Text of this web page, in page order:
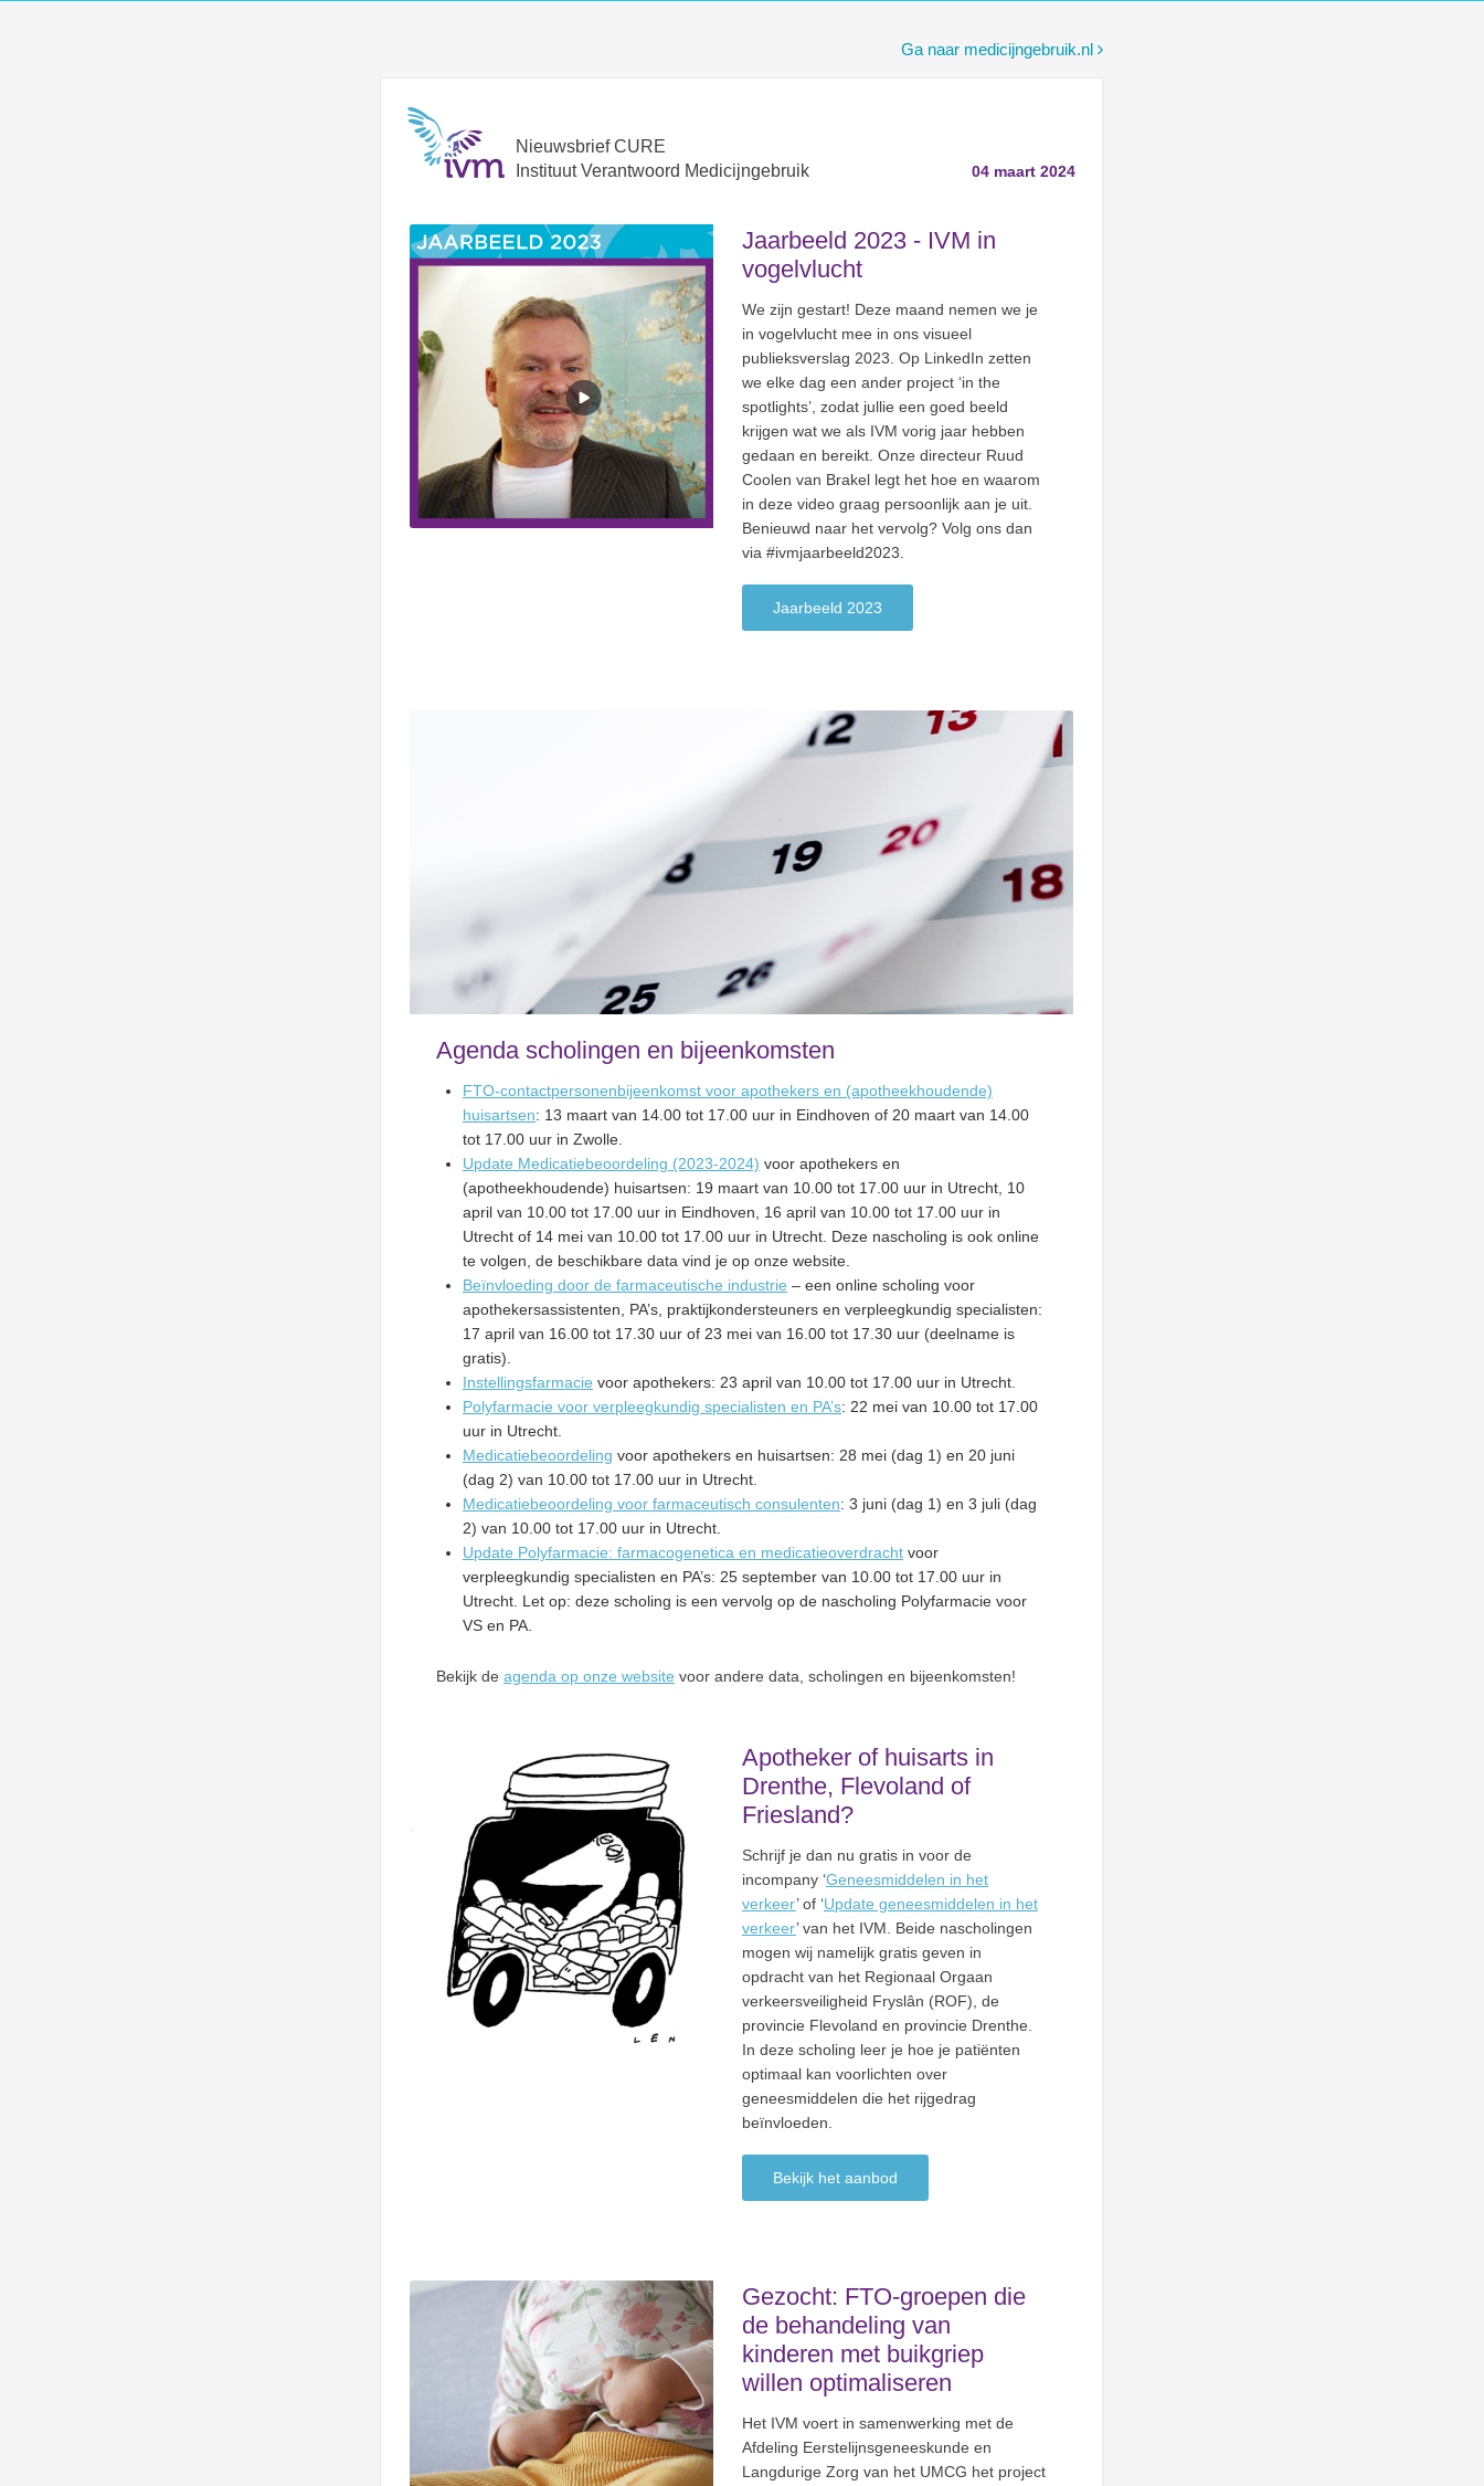
Ga naar medicijngebruik.nl
Nieuwsbrief CURE
Instituut Verantwoord Medicijngebruik
04 maart 2024
Jaarbeeld 2023 - IVM in
vogelvlucht
We zijn gestart! Deze maand nemen we je
in vogelvlucht mee in ons visueel
publieksverslag 2023. Op LinkedIn zetten
we elke dag een ander project ‘in the
spotlights’, zodat jullie een goed beeld
krijgen wat we als IVM vorig jaar hebben
gedaan en bereikt. Onze directeur Ruud
Coolen van Brakel legt het hoe en waarom
in deze video graag persoonlijk aan je uit.
Benieuwd naar het vervolg? Volg ons dan
via #ivmjaarbeeld2023.
Jaarbeeld 2023
Agenda scholingen en bijeenkomsten
FTO-contactpersonenbijeenkomst voor apothekers en (apotheekhoudende)
huisartsen: 13 maart van 14.00 tot 17.00 uur in Eindhoven of 20 maart van 14.00
tot 17.00 uur in Zwolle.
Update Medicatiebeoordeling (2023-2024) voor apothekers en
(apotheekhoudende) huisartsen: 19 maart van 10.00 tot 17.00 uur in Utrecht, 10
april van 10.00 tot 17.00 uur in Eindhoven, 16 april van 10.00 tot 17.00 uur in
Utrecht of 14 mei van 10.00 tot 17.00 uur in Utrecht. Deze nascholing is ook online
te volgen, de beschikbare data vind je op onze website.
Beïnvloeding door de farmaceutische industrie – een online scholing voor
apothekersassistenten, PA’s, praktijkondersteuners en verpleegkundig specialisten:
17 april van 16.00 tot 17.30 uur of 23 mei van 16.00 tot 17.30 uur (deelname is
gratis).
Instellingsfarmacie voor apothekers: 23 april van 10.00 tot 17.00 uur in Utrecht.
Polyfarmacie voor verpleegkundig specialisten en PA’s: 22 mei van 10.00 tot 17.00
uur in Utrecht.
Medicatiebeoordeling voor apothekers en huisartsen: 28 mei (dag 1) en 20 juni
(dag 2) van 10.00 tot 17.00 uur in Utrecht.
Medicatiebeoordeling voor farmaceutisch consulenten: 3 juni (dag 1) en 3 juli (dag
2) van 10.00 tot 17.00 uur in Utrecht.
Update Polyfarmacie: farmacogenetica en medicatieoverdracht voor
verpleegkundig specialisten en PA’s: 25 september van 10.00 tot 17.00 uur in
Utrecht. Let op: deze scholing is een vervolg op de nascholing Polyfarmacie voor
VS en PA.
Bekijk de agenda op onze website voor andere data, scholingen en bijeenkomsten!
Apotheker of huisarts in
Drenthe, Flevoland of
Friesland?
Schrijf je dan nu gratis in voor de
incompany ‘Geneesmiddelen in het
verkeer’ of ‘Update geneesmiddelen in het
verkeer’ van het IVM. Beide nascholingen
mogen wij namelijk gratis geven in
opdracht van het Regionaal Orgaan
verkeersveiligheid Fryslân (ROF), de
provincie Flevoland en provincie Drenthe.
In deze scholing leer je hoe je patiënten
optimaal kan voorlichten over
geneesmiddelen die het rijgedrag
beïnvloeden.
Bekijk het aanbod
Gezocht: FTO-groepen die
de behandeling van
kinderen met buikgriep
willen optimaliseren
Het IVM voert in samenwerking met de
Afdeling Eerstelijnsgeneeskunde en
Langdurige Zorg van het UMCG het project